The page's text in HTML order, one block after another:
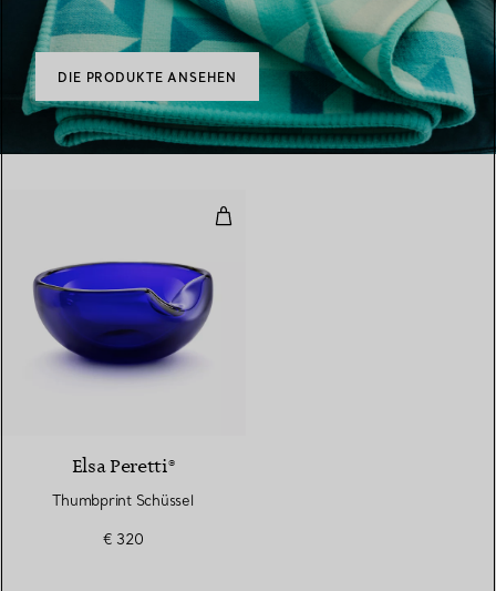
DIE PRODUKTE ANSEHEN
Thumbprint Schüssel
Elsa Peretti®
Thumbprint Schüssel
€ 320